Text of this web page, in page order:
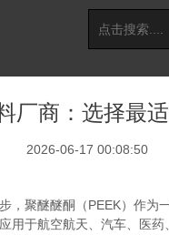
厂商：选择最
2026-06-17 00:08:50
，聚醚醚酮（PEEK）作为
用于航空航天、汽车、医药